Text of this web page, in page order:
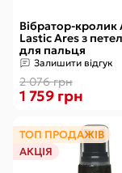
Вібратор-кролик
Lastic Ares з
для пальця
Залишити відгук
2 076 грн
1 759 грн
ТОП ПРОДАЖІВ
АКЦІЯ